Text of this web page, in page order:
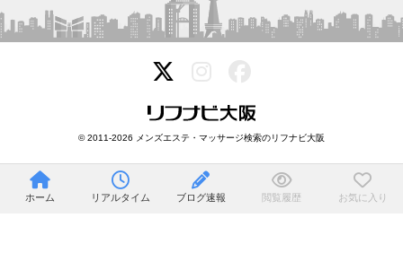
© 2011-2026 メンズエステ・マッサージ検索のリフナビ大阪
ホーム リアルタイム ブログ速報 閲覧履歴 お気に入り